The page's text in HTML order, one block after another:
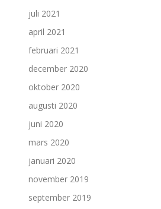
juli 2021
april 2021
februari 2021
december 2020
oktober 2020
augusti 2020
juni 2020
mars 2020
januari 2020
november 2019
september 2019